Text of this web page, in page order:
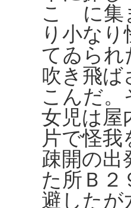
こゝに
り小な
てゐられ
吹き飛ば
こんだ
女児は屋
片で怪
疎開の出
た所Ｂ２
避したが